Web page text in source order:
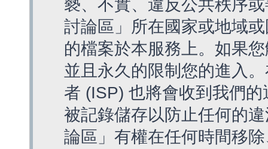
褻、不實、違反公共秩序
討論區」所在國家或地域
的檔案於本服務上。如果
並且永久的限制您的進入
者 (ISP) 也將會收到我們
被記錄儲存以防止任何的
論區」有權在任何時間移